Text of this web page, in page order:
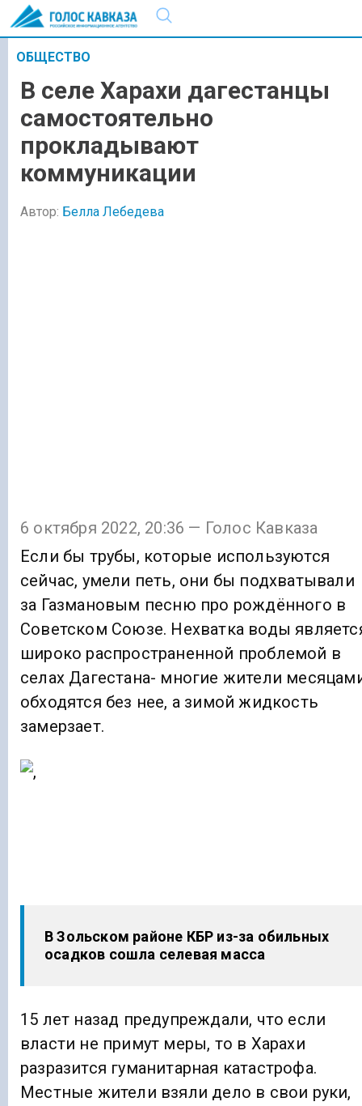
ОБЩЕСТВО
В селе Харахи дагестанцы
самостоятельно
прокладывают
коммуникации
Автор: Белла Лебедева
6 октября 2022, 20:36 — Голос Кавказа
Если бы трубы, которые используются
сейчас, умели петь, они бы подхватывали
за Газмановым песню про рождённого в
Советском Союзе. Нехватка воды
широко распространенной проблемой в
селах Дагестана- многие жители
обходятся без нее, а зимой жидкость
замерзает.
В Зольском районе КБР из-за обильных
осадков сошла селевая масса
15 лет назад предупреждали, что если
власти не примут меры, то в Харахи
разразится гуманитарная катастрофа.
Местные жители взяли дело в свои руки,